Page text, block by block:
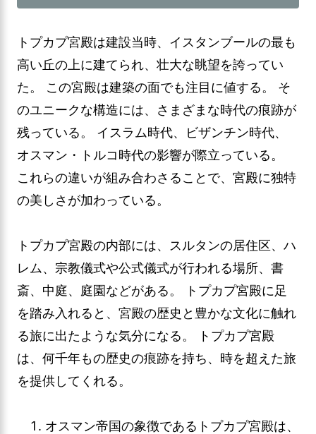
トプカプ宮殿は建設当時、イスタンブールの最も
高い丘の上に建てられ、壮大な眺望を誇ってい
た。 この宮殿は建築の面でも注目に値する。 そ
のユニークな構造には、さまざまな時代の痕跡が
残っている。 イスラム時代、ビザンチン時代、
オスマン・トルコ時代の影響が際立っている。
これらの違いが組み合わさることで、宮殿に独特
の美しさが加わっている。
トプカプ宮殿の内部には、スルタンの居住区、ハ
レム、宗教儀式や公式儀式が行われる場所、書
斎、中庭、庭園などがある。 トプカプ宮殿に足
を踏み入れると、宮殿の歴史と豊かな文化に触れ
る旅に出たような気分になる。 トプカプ宮殿
は、何千年もの歴史の痕跡を持ち、時を超えた旅
を提供してくれる。
オスマン帝国の象徴であるトプカプ宮殿は、